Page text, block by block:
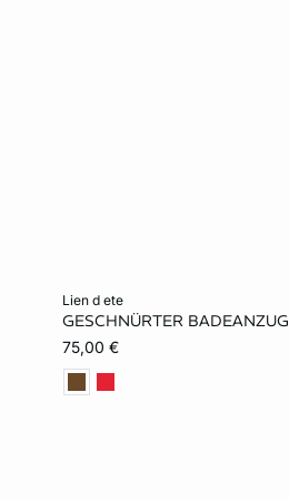
lien d ete
GESCHNÜRTER BADEANZUG
75,00 €